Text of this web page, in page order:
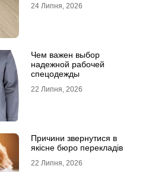
24 Липня, 2026
Чем важен выбор
надежной рабочей
спецодежды
22 Липня, 2026
Причини звернутися в
якісне бюро перекладів
22 Липня, 2026